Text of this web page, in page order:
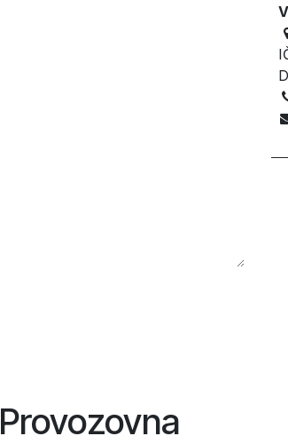
Provozovna